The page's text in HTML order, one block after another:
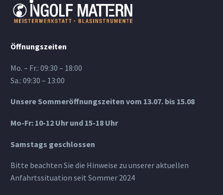
Öffnungszeiten
Mo. – Fr.: 09:30 – 18:00
Sa.: 09:30 – 13:00
Unsere Sommeröffnungszeiten vom 13.07. bis 15.08
Mo-Fr: 10-12 Uhr und 15-18 Uhr
Samstags geschlossen
Bitte beachten Sie die Hinweise zu unserer aktuellen
Anfahrtssituation seit Sommer 2024